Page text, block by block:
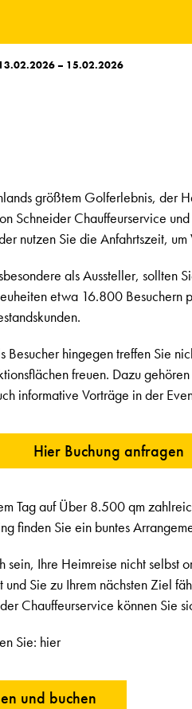
– 15.02.2026
größtem Golferlebnis, der
Schneider Chauffeurservice
nutzen Sie die Anfahrtszeit,
als Aussteller, sollten
etwa 16.800 Besuchern
Besucher hingegen treffen Sie
freuen. Dazu
informative Vorträge in der
Hier Buchung anfragen
Tag auf Über 8.500 qm
finden Sie ein buntes
Ihre Heimreise nicht selbst
Sie zu Ihrem nächsten Ziel
Chauffeurservice können Sie
Sie: hier
und buchen